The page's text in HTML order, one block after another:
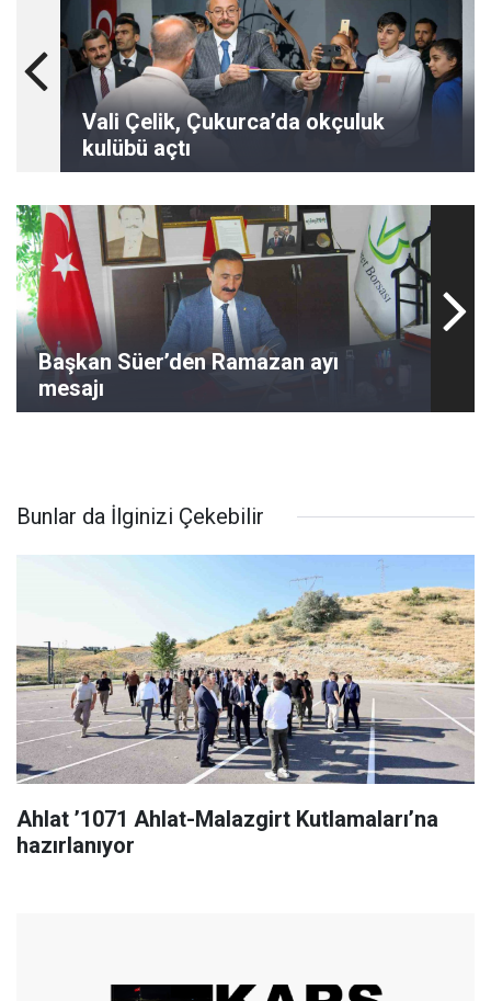
Vali Çelik, Çukurca’da okçuluk
kulübü açtı
Başkan Süer’den Ramazan ayı
mesajı
Bunlar da İlginizi Çekebilir
Ahlat ’1071 Ahlat-Malazgirt Kutlamaları’na
hazırlanıyor